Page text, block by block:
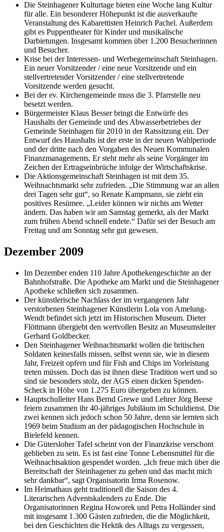
Die Steinhagener Kulturtage bieten eine Woche lang Kultur
für alle. Ein besonderer Höhepunkt ist die ausverkaufte
Veranstaltung des Kabarettisten Heinrich Pachel. Außerdem
gibt es Puppentheater für Kinder und musikalische
Darbietungen. Insgesamt kommen über 1.200 Besucherinnen
und Besucher.
Krise bei der Interessen- und Werbegemeinschaft Steinhagen.
Ein neuer Vorsitzender / eine neue Vorsitzende und ein
stellvertretender Vorsitzender / eine stellvertretende
Vorsitzende werden gesucht.
Bei der ev. Kirchengemeinde muss die 3. Pfarrstelle neu
besetzt werden.
Bürgermeister Klaus Besser bringt die Entwürfe des
Haushalts der Gemeinde und des Abwasserbetriebes der
Gemeinde Steinhagen für 2010 in der Ratssitzung ein. Der
Entwurf des Haushalts ist der erste in der neuen Wahlperiode
und der dritte nach den Vorgaben des Neuen Kommunalen
Finanzmanagements. Er steht mehr als seine Vorgänger im
Zeichen der Ertragseinbrüche infolge der Wirtschaftskrise.
Die Aktionsgemeinschaft Steinhagen ist mit dem 35.
Weihnachtsmarkt sehr zufrieden. „Die Stimmung war an allen
drei Tagen sehr gut“, so Renate Kampmann, sie zieht ein
positives Resümee. „Leider können wir nichts am Wetter
ändern. Das haben wir am Samstag gemerkt, als der Markt
zum frühen Abend schnell endete.“ Dafür sei der Besuch am
Freitag und am Sonntag sehr gut gewesen.
Dezember 2009
Im Dezember enden 110 Jahre Apothekengeschichte an der
Bahnhofstraße. Die Apotheke am Markt und die Steinhagener
Apotheke schließen sich zusammen.
Der künstlerische Nachlass der im vergangenen Jahr
verstorbenen Steinhagener Künstlerin Lola von Amelung-
Wendt befindet sich jetzt im Historischen Museum. Dieter
Flöttmann übergiebt den wertvollen Besitz an Museumsleiter
Gerhard Goldbecker.
Den Steinhagener Weihnachtsmarkt wollen die britischen
Soldaten keinesfalls missen, selbst wenn sie, wie in diesem
Jahr, Freizeit opfern und für Fish and Chips im Vorleistung
treten müssen. Doch das ist ihnen diese Tradition wert und so
sind sie besonders stolz, der AGS einen dicken Spenden-
Scheck in Höhe von 1.275 Euro übergeben zu können.
Hauptschulleiter Hans Bernd Grewe und Lehrer Jörg Beese
feiern zusammen ihr 40-jähriges Jubiläum im Schuldienst. Die
zwei kennen sich jedoch schon 50 Jahre, denn sie lernten sich
1969 beim Studium an der pädagogischen Hochschule in
Bielefeld kennen.
Die Gütersloher Tafel scheint von der Finanzkrise verschont
geblieben zu sein. Es ist fast eine Tonne Lebensmittel für die
Weihnachtsaktion gespendet worden. „Ich freue mich über die
Bereitschaft der Steinhagener zu geben und das macht mich
sehr dankbar“, sagt Organisatorin Irma Rosenow.
Im Heimathaus geht traditionell die Saison des 4.
Literarischen Adventskalenders zu Ende. Die
Organisatorinnen Regina Howorek und Petra Holländer sind
mit insgesamt 1.300 Gästen zufrieden, die die Möglichkeit,
bei den Geschichten die Hektik des Alltags zu vergessen,